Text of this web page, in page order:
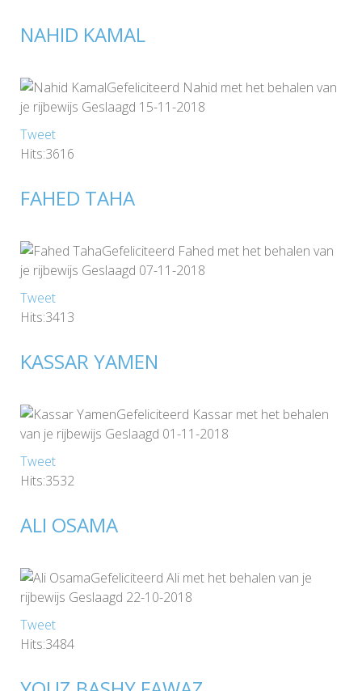
NAHID KAMAL
Gefeliciteerd Nahid met het behalen van
je rijbewijs Geslaagd 15-11-2018
Tweet
Hits:3616
FAHED TAHA
Gefeliciteerd Fahed met het behalen van
je rijbewijs Geslaagd 07-11-2018
Tweet
Hits:3413
KASSAR YAMEN
Gefeliciteerd Kassar met het behalen
van je rijbewijs Geslaagd 01-11-2018
Tweet
Hits:3532
ALI OSAMA
Gefeliciteerd Ali met het behalen van je
rijbewijs Geslaagd 22-10-2018
Tweet
Hits:3484